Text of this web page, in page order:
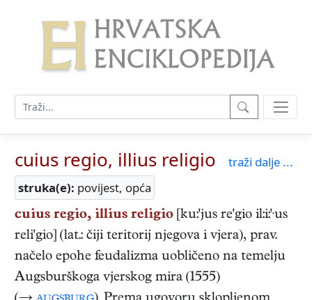
cuius regio, illius religio
traži dalje ...
struka(e): povijest, opća
cuius regio, illius religio [ku:'jus re'gio il:i:'·us
reli'gio] (lat.: čiji teritorij njegova i vjera), prav.
načelo epohe feudalizma uobličeno na temelju
Augsburškoga vjerskog mira (1555)